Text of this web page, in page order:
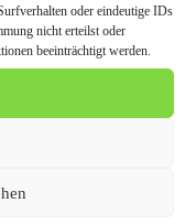
oder eindeutige IDs
nicht erteilst oder
beeinträchtigt werden.
schnell
und sofortige